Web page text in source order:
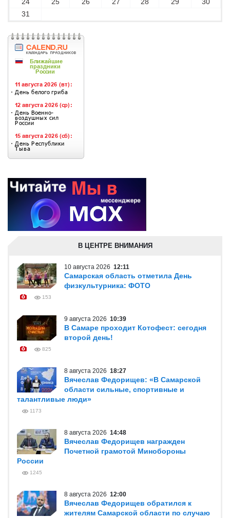
31
В ЦЕНТРЕ ВНИМАНИЯ
10 августа 2026 12:11
Самарская область отметила День
физкультурника: ФОТО
153
9 августа 2026 10:39
В Самаре проходит Котофест: сегодня
второй день!
825
8 августа 2026 18:27
Вячеслав Федорищев: «В Самарской
области сильные, спортивные и
талантливые люди»
1173
8 августа 2026 14:48
Вячеслав Федорищев награжден
Почетной грамотой Минобороны
России
1245
8 августа 2026 12:00
Вячеслав Федорищев обратился к
жителям Самарской области по случаю